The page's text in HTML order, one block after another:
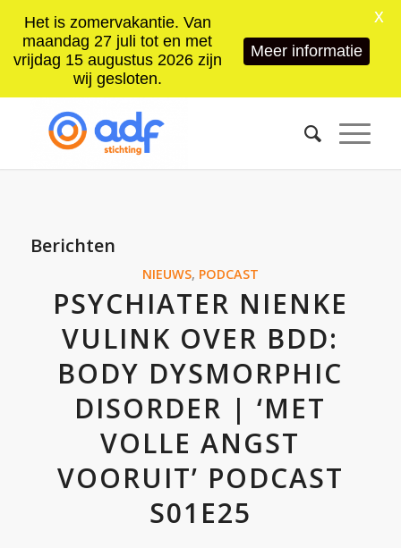
Berichten
NIEUWS, PODCAST
PSYCHIATER NIENKE
VULINK OVER BDD:
BODY DYSMORPHIC
DISORDER | ‘MET
VOLLE ANGST
VOORUIT’ PODCAST
S01E25
Het is zomervakantie. Van
maandag 27 juli tot en met
vrijdag 15 augustus 2026 zijn
wij gesloten.
Meer informatie
X